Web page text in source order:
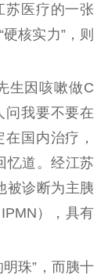
医疗的一张
核实力”，则
因咳嗽做C
问我要不要在
国内治疗，
忆道。经江苏
被诊断为主胰
），具有
珠”，而胰十